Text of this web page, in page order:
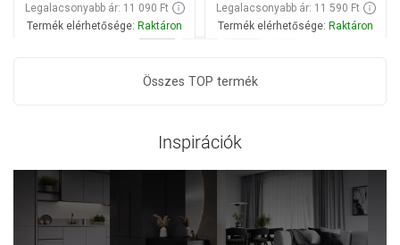
Legalacsonyabb ár: 11 090 Ft
Termék elérhetősége: Raktáron
Legalacsonyabb ár: 11 590 Ft
Termék elérhetősége: Raktáron
Hasonlítsa
Összes TOP termék
Inspirációk